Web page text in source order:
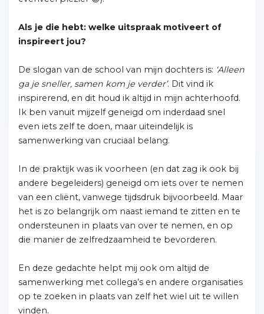
Als je die hebt: welke uitspraak motiveert of
inspireert jou?
De slogan van de school van mijn dochters is: ‘Alleen
ga je sneller, samen kom je verder’. Dit vind ik
inspirerend, en dit houd ik altijd in mijn achterhoofd.
Ik ben vanuit mijzelf geneigd om inderdaad snel
even iets zelf te doen, maar uiteindelijk is
samenwerking van cruciaal belang.
In de praktijk was ik voorheen (en dat zag ik ook bij
andere begeleiders) geneigd om iets over te nemen
van een cliënt, vanwege tijdsdruk bijvoorbeeld. Maar
het is zo belangrijk om naast iemand te zitten en te
ondersteunen in plaats van over te nemen, en op
die manier de zelfredzaamheid te bevorderen.
En deze gedachte helpt mij ook om altijd de
samenwerking met collega’s en andere organisaties
op te zoeken in plaats van zelf het wiel uit te willen
vinden.